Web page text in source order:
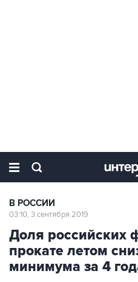
В РОССИИ
03:10, 3 сентября 2019
Доля российских
прокате летом
минимума за 4